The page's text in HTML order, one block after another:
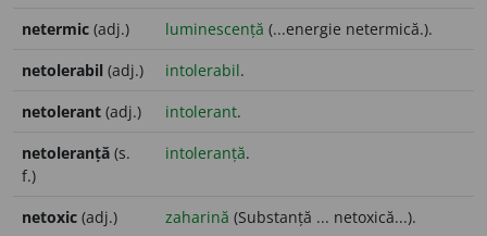
netermic (adj.) luminescență (...energie netermică.).
netolerabil (adj.) intolerabil.
netolerant (adj.) intolerant.
netoleranță (s.
f.)
intoleranță.
netoxic (adj.) zaharină (Substanță ... netoxică...).